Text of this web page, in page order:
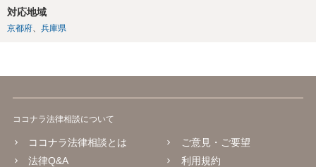
対応地域
京都府 兵庫県
ココナラ法律相談について
ココナラ法律相談とは
法律Q&A
ご意見・ご要望
利用規約